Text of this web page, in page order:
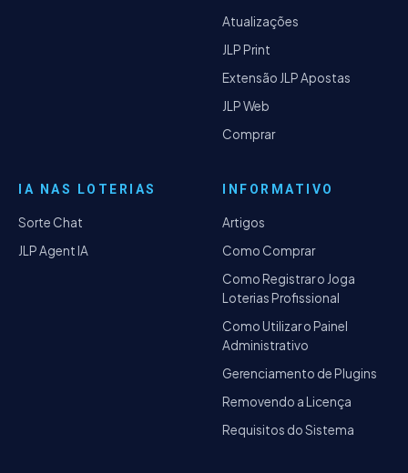
Atualizações
JLP Print
Extensão JLP Apostas
JLP Web
Comprar
IA NAS LOTERIAS
Sorte Chat
JLP Agent IA
INFORMATIVO
Artigos
Como Comprar
Como Registrar o Joga
Loterias Profissional
Como Utilizar o Painel
Administrativo
Gerenciamento de Plugins
Removendo a Licença
Requisitos do Sistema